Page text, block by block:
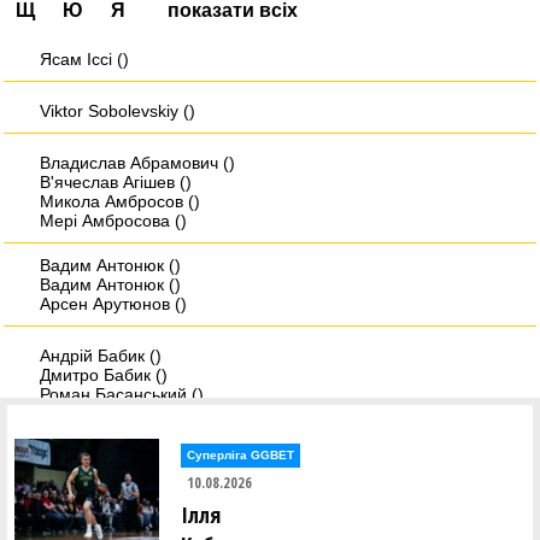
Щ Ю Я показати всіх
Ясам Iссi ()
Viktor Sobolevskiy ()
Владислав Абрамович ()
В'ячеслав Агішев ()
Микола Амбросов ()
Мері Амбросова ()
Вадим Антонюк ()
Вадим Антонюк ()
Арсен Арутюнов ()
Андрій Бабик ()
Дмитро Бабик ()
Роман Басанський ()
Андрій Біленко ()
Христина Бобанич ()
Дмитро Бовсунюк ()
Микита Богатирьов ()
Суперліга GGBET
10.08.2026
Ілля